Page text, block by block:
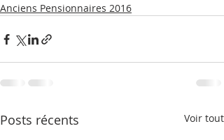
Anciens Pensionnaires 2016
Posts récents Voir tout